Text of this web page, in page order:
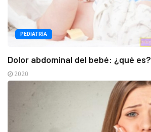
PEDIATRÍA
Dolor abdominal del bebé: ¿qué es?
2020